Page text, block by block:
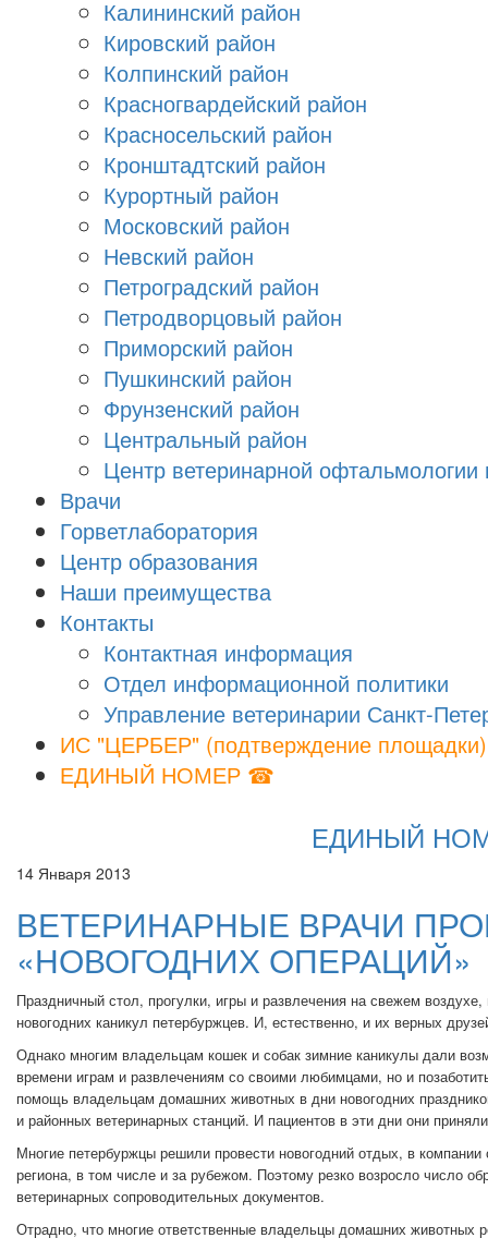
Калининский район
Кировский район
Колпинский район
Красногвардейский район
Красносельский район
Кронштадтский район
Курортный район
Московский район
Невский район
Петроградский район
Петродворцовый район
Приморский район
Пушкинский район
Фрунзенский район
Цeнтральный район
Центр ветеринарной
Врачи
Горветлаборатория
Центр образования
Наши преимущества
Контакты
Контактная информация
Отдел информационной политики
Управление ветеринарии Санкт-
ИС "ЦЕРБЕР" (подтверждение площадки)
ЕДИНЫЙ НОМЕР ☎
ЕДИНЫЙ
14 Января 2013
ВЕТЕРИНАРНЫЕ ВРАЧИ
«НОВОГОДНИХ ОПЕРАЦИЙ»
Праздничный стол, прогулки, игры и развлечения на свежем
новогодних каникул петербуржцев. И, естественно, и их верных
Однако многим владельцам кошек и собак зимние каникулы дали
времени играм и развлечениям со своими любимцами, но и
помощь владельцам домашних животных в дни новогодних
и районных ветеринарных станций. И пациентов в эти дни они
Многие петербуржцы решили провести новогодний отдых, в
региона, в том числе и за рубежом. Поэтому резко возросло число
ветеринарных сопроводительных документов.
Отрадно, что многие ответственные владельцы домашних животных